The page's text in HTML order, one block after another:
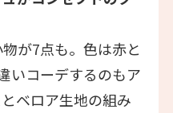
が7点も。色は赤と
いコーデするのもア
ベロア生地の組み